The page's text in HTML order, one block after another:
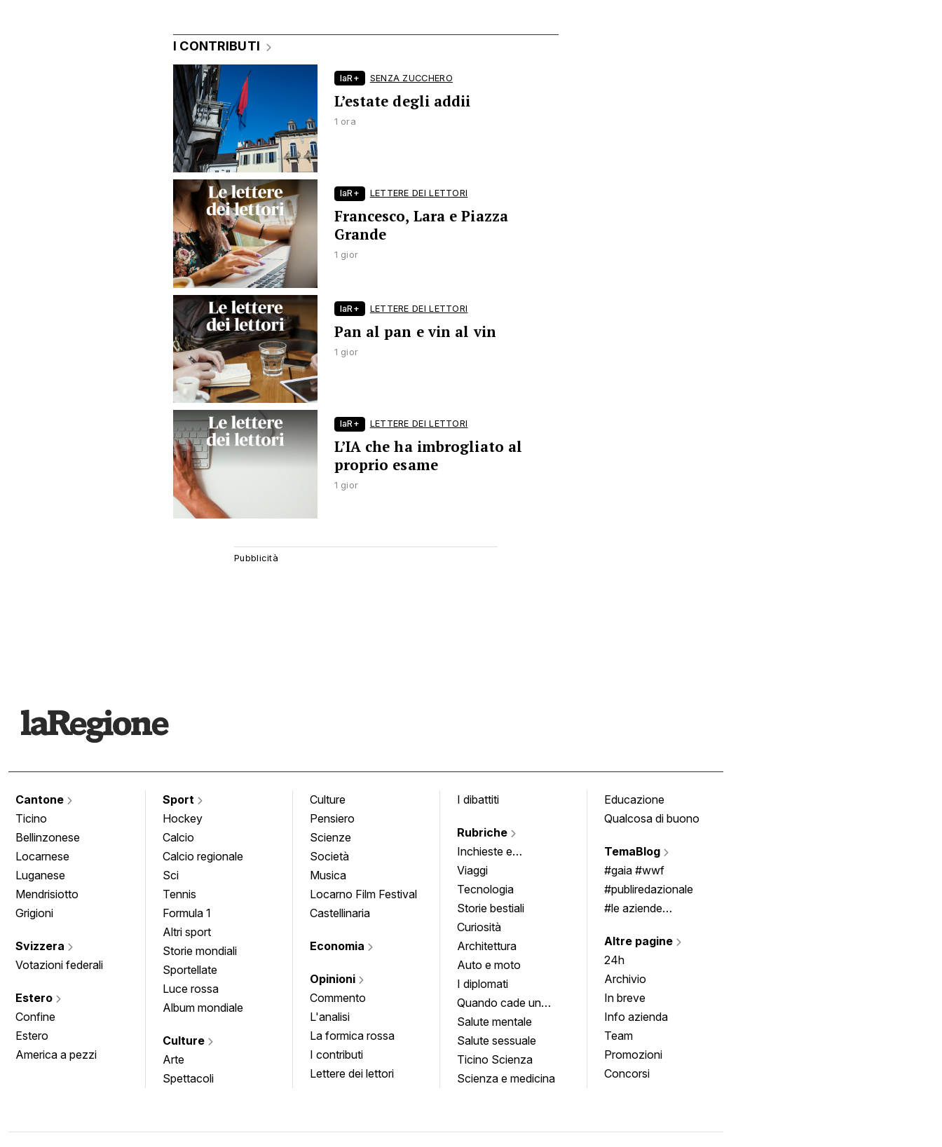
I CONTRIBUTI
laR+ SENZA ZUCCHERO
L’estate degli addii
1 ora
laR+ LETTERE DEI LETTORI
Francesco, Lara e Piazza
Grande
1 gior
laR+ LETTERE DEI LETTORI
Pan al pan e vin al vin
1 gior
laR+ LETTERE DEI LETTORI
L’IA che ha imbrogliato al
proprio esame
1 gior
Cantone
Ticino
Bellinzonese
Locarnese
Luganese
Mendrisiotto
Grigioni
Svizzera
Votazioni federali
Estero
Confine
Estero
America a pezzi
Sport
Hockey
Calcio
Calcio regionale
Sci
Tennis
Formula 1
Altri sport
Storie mondiali
Sportellate
Luce rossa
Album mondiale
Culture
Arte
Spettacoli
Culture
Pensiero
Scienze
Società
Musica
Locarno Film Festival
Castellinaria
Economia
Opinioni
Commento
L'analisi
La formica rossa
I contributi
Lettere dei lettori
I dibattiti
Rubriche
Inchieste e
approfondimenti
Viaggi
Tecnologia
Storie bestiali
Curiosità
Architettura
Auto e moto
I diplomati
Quando cade un
quadro
Salute mentale
Salute sessuale
Ticino Scienza
Scienza e medicina
Educazione
Qualcosa di buono
TemaBlog
#gaia #wwf
#publiredazionale
#le aziende
Altre pagine
24h
Archivio
In breve
Info azienda
Team
Promozioni
Concorsi